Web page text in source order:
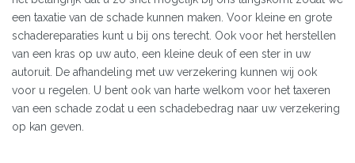
een taxatie van de schade kunnen maken. Voor kleine en grote
schadereparaties kunt u bij ons terecht. Ook voor het herstellen
van een kras op uw auto, een kleine deuk of een ster in uw
autoruit. De afhandeling met uw verzekering kunnen wij ook
voor u regelen. U bent ook van harte welkom voor het taxeren
van een schade zodat u een schadebedrag naar uw verzekering
op kan geven.